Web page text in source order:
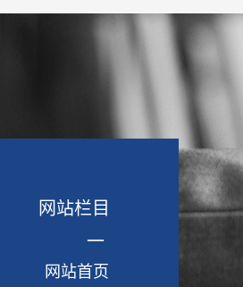
一
网站首页
网站栏目